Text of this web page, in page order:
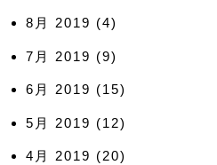
8月 2019 (4)
7月 2019 (9)
6月 2019 (15)
5月 2019 (12)
4月 2019 (20)